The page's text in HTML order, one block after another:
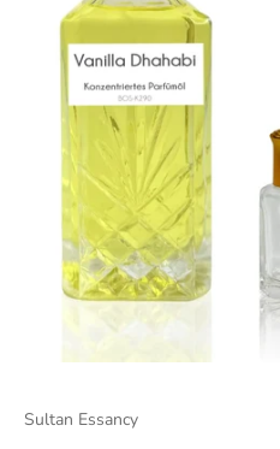
Sultan Essancy